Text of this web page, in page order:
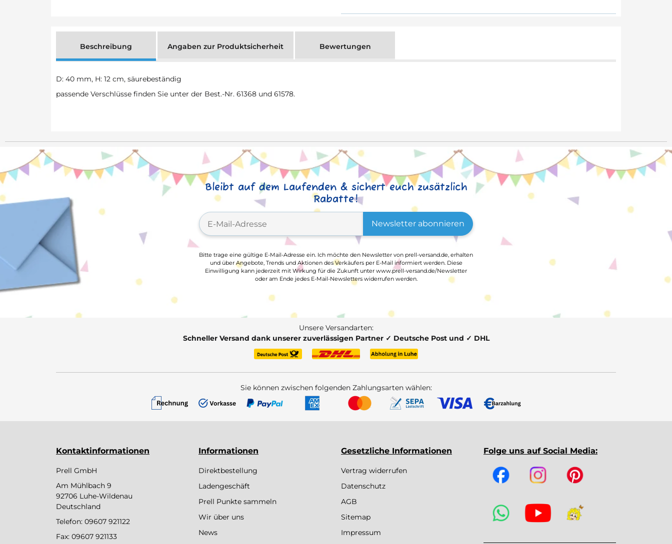
Beschreibung Angaben zur Produktsicherheit Bewertungen
D: 40 mm, H: 12 cm, säurebeständig
passende Verschlüsse finden Sie unter der Best.-Nr. 61368 und 61578.
Bleibt auf dem Laufenden & sichert euch zusätzlich
Rabatte!
Newsletter abonnieren
Bitte trage eine gültige E-Mail-Adresse ein. Ich möchte den Newsletter von prell-versand.de, erhalten
und über Angebote, Trends und Aktionen des Verkäufers per E-Mail informiert werden. Diese
Einwilligung kann jederzeit mit Wirkung für die Zukunft unter www.prell-versand.de/Newsletter
oder am Ende jedes E-Mail-Newsletters widerrufen werden.
Unsere Versandarten:
Schneller Versand dank unserer zuverlässigen Partner ✓ Deutsche Post und ✓ DHL
Sie können zwischen folgenden Zahlungsarten wählen:
Kontaktinformationen
Prell GmbH
Am Mühlbach 9
92706 Luhe-Wildenau
Deutschland
Telefon: 09607 921122
Fax: 09607 921133
Informationen
Direktbestellung
Ladengeschäft
Prell Punkte sammeln
Wir über uns
News
Gesetzliche Informationen
Vertrag widerrufen
Datenschutz
AGB
Sitemap
Impressum
Folge uns auf Social Media: